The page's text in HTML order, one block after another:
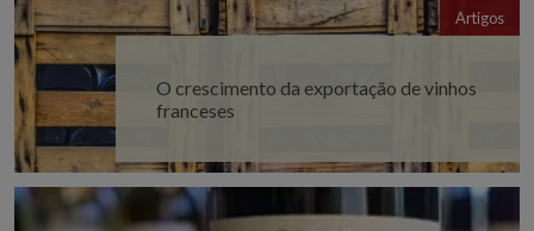
Artigos
O crescimento da exportação de vinhos
franceses